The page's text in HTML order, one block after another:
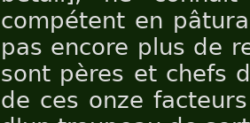
compétent en
pas encore plus de
sont pères et chefs
de ces onze